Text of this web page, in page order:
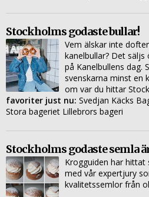
Stockholms godaste bullar!
Vem älskar inte
kanelbullar? Det
på Kanelbullens dag.
svenskarna minst en
om var du hittar
favoriter just nu: Svedjan Käcks
Stora bageriet Lillebrors bageri
Stockholms godaste semla
Krogguiden har hittat
med vår expertjury
kvalitetssemlor från